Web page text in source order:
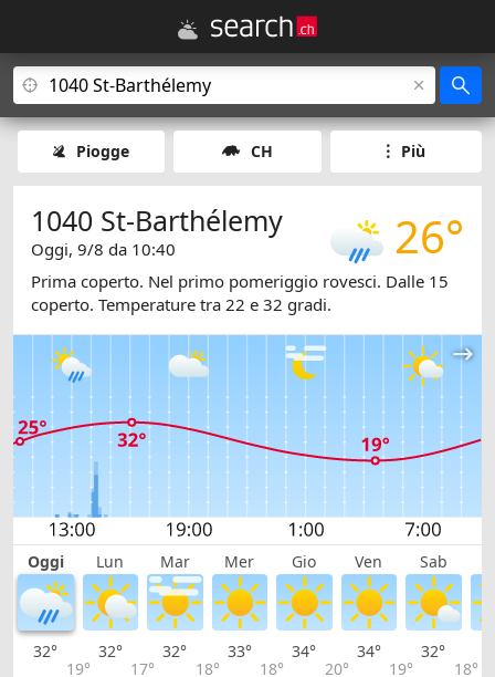
Piogge CH Più
26°
1040 St-Barthélemy
Oggi, 9/8 da 10:40
Prima coperto. Nel primo pomeriggio rovesci. Dalle 15
coperto. Temperature tra 22 e 32 gradi.
Oggi Lun Mar Mer Gio Ven Sab
32°
19°
32°
17°
32°
18°
33°
18°
34°
20°
34°
19°
32°
18°